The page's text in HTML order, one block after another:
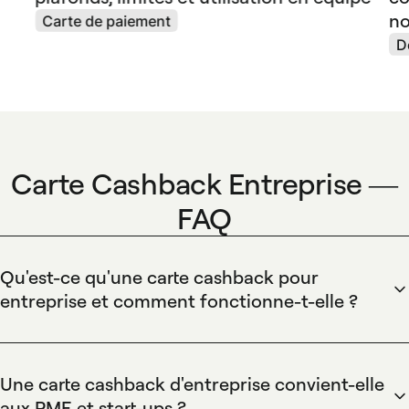
Carte de paiement
Carte Cashback Entreprise —
FAQ
Qu'est-ce qu'une carte cashback pour
entreprise et comment fonctionne-t-elle ?
pour centraliser les dépenses et sécuriser les paiements
cartes enregistrent automatiquement chaque transaction
Une carte cashback d'entreprise convient-elle